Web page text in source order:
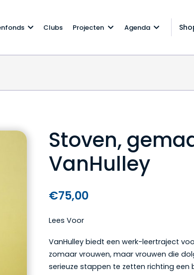
Clubs Projecten Agenda
Stoven,
VanHulley
€75,00
Lees Voor
VanHulley biedt een werk-leertraject
zomaar vrouwen, maar vrouwen die
serieuze stappen te zetten richting een